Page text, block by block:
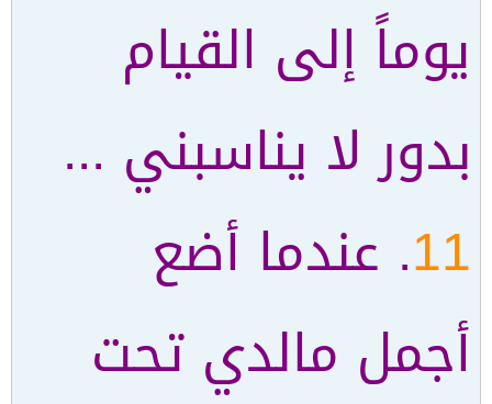
يوماً إلى القيام
بدور لا يناسبني ...
11. عندما أضع
أجمل مالدي تحت